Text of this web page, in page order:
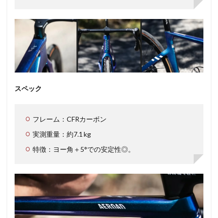
スペック
フレーム：CFRカーボン
実測重量：約7.1 kg
特徴：ヨー角＋5°での安定性◎。